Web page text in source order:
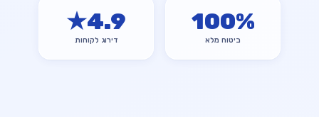
100%
ביטוח מלא
4.9
★
דירוג לקוחות